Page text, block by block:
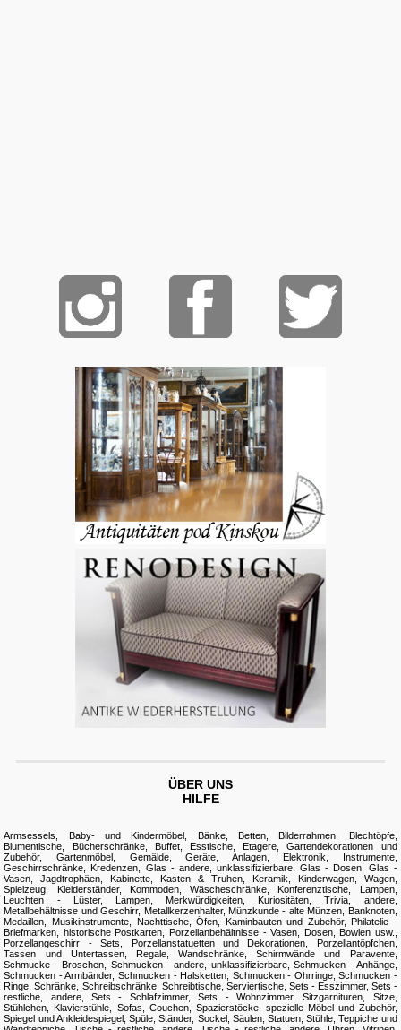
ÜBER UNS
HILFE
Armsessels Baby- und Kindermöbel Bänke, Betten,Bilderrahmen Blechtöpfe,
Blumentische
Bücherschränke, Buffet,Esstische ,Etagere ,Gartendekorationen und
Zubehör, Gartenmöbel, Gemälde,Geräte, Anlagen, Elektronik, Instrumente,
Geschirrschränke, Kredenzen
Glas - andere, unklassifizierbare, Glas - Dosen, Glas -
Vasen ,Jagdtrophäen ,Kabinette ,Kasten & Truhen, Keramik
Kinderwagen, Wagen,
Spielzeug
Kleiderständer, Kommoden, Wäscheschränke ,Konferenztische
Lampen,
Leuchten - Lüster, Lampen,Merkwürdigkeiten, Kuriositäten, Trivia, andere,
Metallbehältnisse und Geschirr, Metallkerzenhalter,Münzkunde - alte Münzen, Banknoten,
Medaillen
Musikinstrumente, Nachttische,Öfen, Kaminbauten und Zubehör,Philatelie -
Briefmarken, historische Postkarten
Porzellanbehältnisse - Vasen, Dosen, Bowlen usw.
Porzellangeschirr - Sets
Porzellanstatuetten und Dekorationen
Porzellantöpfchen,
Tassen und Untertassen, Regale, Wandschränke ,Schirmwände und Paravente,
Schmucke - Broschen
Schmucken - andere, unklassifizierbare, Schmucken - Anhänge,
Schmucken - Armbänder, Schmucken - Halsketten Schmucken - Ohrringe,Schmucken -
Ringe ,Schränke Schreibschränke, Schreibtische, Serviertische, Sets - Esszimmer, Sets -
restliche, andere,Sets - Schlafzimmer,Sets - Wohnzimmer, Sitzgarnituren
Sitze,
Stühlchen, Klavierstühle
Sofas, Couchen, Spazierstöcke, spezielle Möbel und Zubehör,
Spiegel und Ankleidespiegel,Spüle ,Ständer, Sockel, Säulen, Statuen,Stühle ,Teppiche und